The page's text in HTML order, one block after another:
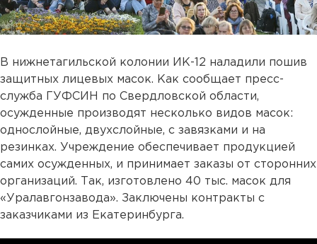
В нижнетагильской колонии ИК-12 наладили пошив
защитных лицевых масок. Как сообщает пресс-
служба ГУФСИН по Свердловской области,
осужденные производят несколько видов масок:
однослойные, двухслойные, с завязками и на
резинках. Учреждение обеспечивает продукцией
самих осужденных, и принимает заказы от сторонних
организаций. Так, изготовлено 40 тыс. масок для
«Уралавгонзавода». Заключены контракты с
заказчиками из Екатеринбурга.